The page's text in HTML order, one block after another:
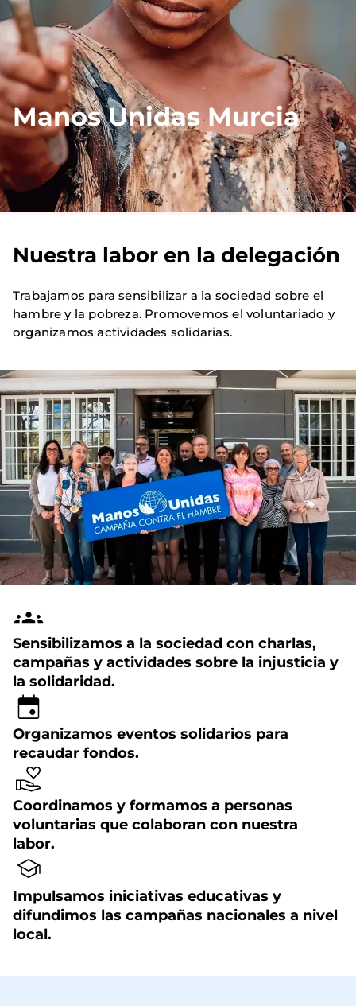
Manos Unidas Murcia
Nuestra labor en la delegación
Trabajamos para sensibilizar a la sociedad sobre el
hambre y la pobreza. Promovemos el voluntariado y
organizamos actividades solidarias.
Sensibilizamos a la sociedad con charlas,
campañas y actividades sobre la injusticia y
la solidaridad.
Organizamos eventos solidarios para
recaudar fondos.
Coordinamos y formamos a personas
voluntarias que colaboran con nuestra
labor.
Impulsamos iniciativas educativas y
difundimos las campañas nacionales a nivel
local.